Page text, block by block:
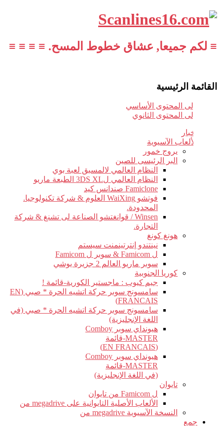
≡ لكم جميعا, عشاق خطوط المسح. ≡ ≡ ≡ ≡
القائمة الرئيسية
تخطي إلى المحتوى الأساسي
تخطي إلى المحتوى الثانوي
أخبار
الألعاب الآسيوية
يروج خمور
البر الرئيسى للصين
النظام العالمي لالمسبق لعبة بوي
النظام العالمي ل3DS XL الطبعة ماريو
Famiclone صندانس كيد
فوتشو WaiXing العلوم & شركة تكنولوجيا.
المحدودة.
Winsen / قوانغتشو الصناعة لى تشنغ & شركة
التجارة.
هونغ كونغ
نينتندو إنترتينمنت سيستم
ل Famicom & سوبر ل Famicom
سوبر ماريو العالم 2 جزيرة يوشي
كوريا الجنوبية
جيم كيوب : ماجستير الكورية-قائمة !
سامسونج سوبر حركة اتشيه الحرة * صبي (EN
FRANCAIS)
سامسونج سوبر حركة اتشيه الحرة * صبي (في
اللغة الإنجليزية)
هيونداي سوبر Comboy
MASTER-قائمة
(EN FRANCAIS)
هيونداي سوبر Comboy
MASTER-قائمة
(في اللغة الإنجليزية)
تايوان
ل Famicom من تايوان
الألعاب الأصلية التايوانية على megadrive من
النسخة الآسيوية megadrive من
جمع